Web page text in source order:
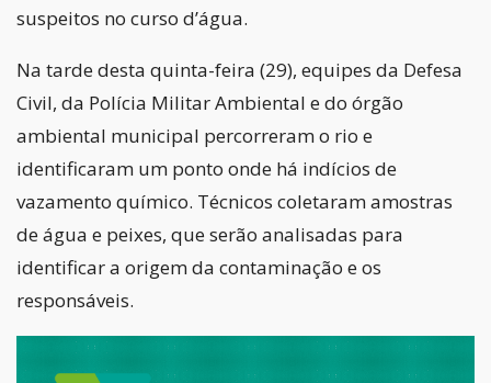
suspeitos no curso d’água.
Na tarde desta quinta-feira (29), equipes da Defesa
Civil, da Polícia Militar Ambiental e do órgão
ambiental municipal percorreram o rio e
identificaram um ponto onde há indícios de
vazamento químico. Técnicos coletaram amostras
de água e peixes, que serão analisadas para
identificar a origem da contaminação e os
responsáveis.